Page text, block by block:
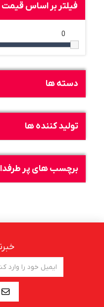
فیلتر بر اساس قیمت
0
دسته ها
تولید کننده ها
برچسب های پر